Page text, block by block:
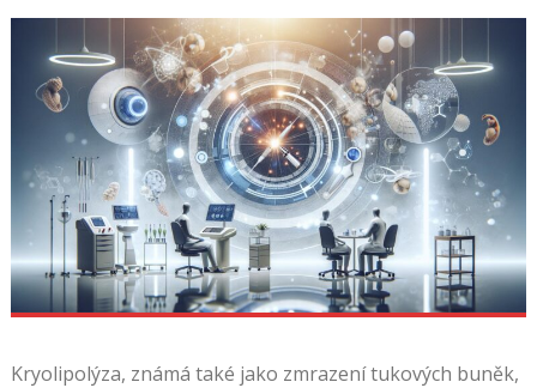
Kryolipolýza, známá také jako zmrazení tukových buněk,